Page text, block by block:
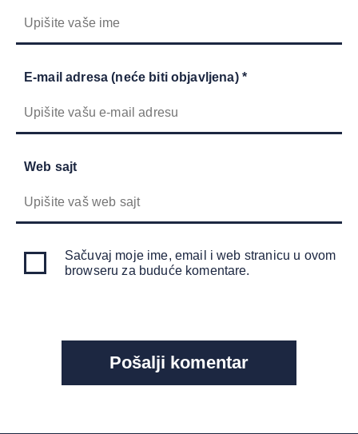
E-mail adresa (neće biti objavljena) *
Web sajt
Sačuvaj moje ime, email i web stranicu u ovom
browseru za buduće komentare.